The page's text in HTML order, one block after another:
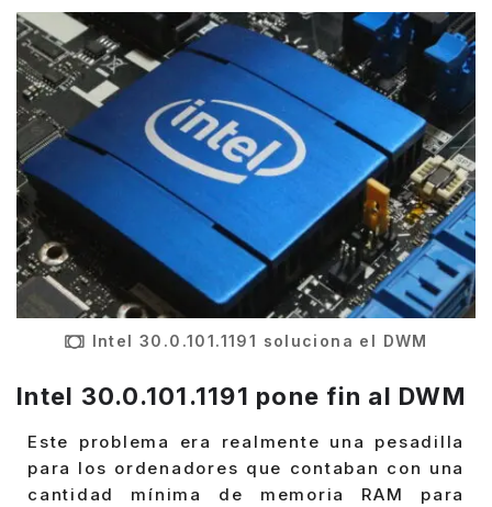
Intel 30.0.101.1191 soluciona el DWM
Intel 30.0.101.1191 pone fin al DWM
Este problema era realmente una pesadilla
para los ordenadores que contaban con una
cantidad mínima de memoria RAM para